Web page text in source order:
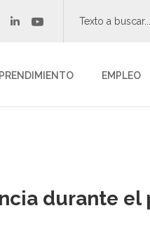
linkedinyoutube
EMPLEO
durante el